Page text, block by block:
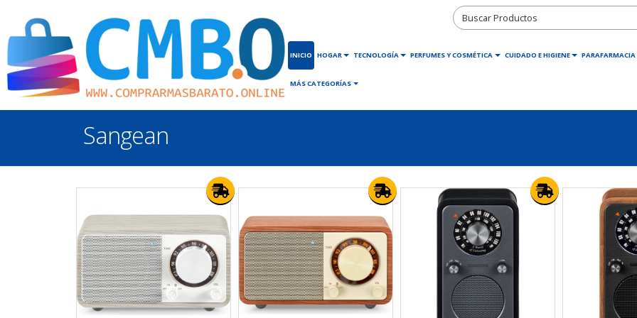
INICIO HOGAR TECNOLOGÍA PERFUMES Y COSMÉTICA CUIDADO E HIGIENE PARAFARMACIA
MÁS CATEGORÍAS
Sangean